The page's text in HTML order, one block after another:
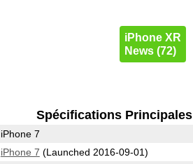
iPhone XR
News (72)
Spécifications Principales
iPhone 7
iPhone 7 (Launched 2016-09-01)